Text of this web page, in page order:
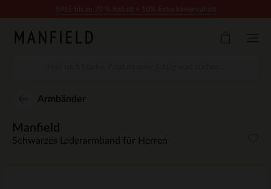
Armbänder
Manfield
Schwarzes Lederarmband für Herren